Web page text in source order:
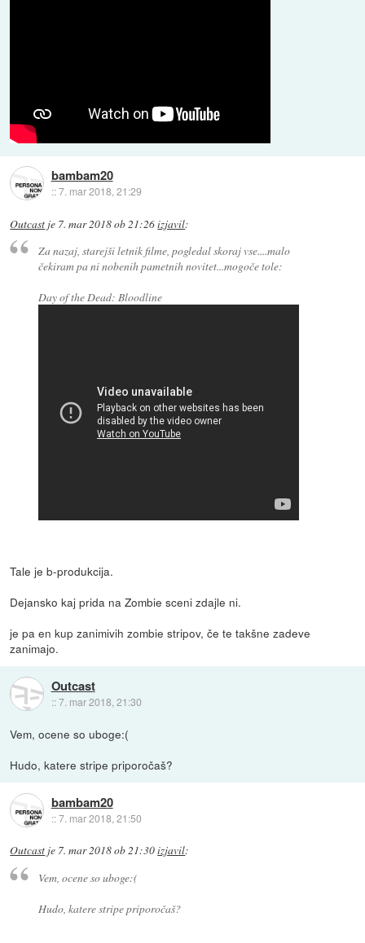
bambam20
::7. mar 2018, 21:29
Outcast je 7. mar 2018 ob 21:26izjavil:
Za nazaj, starejši letnik filme, pogledal skoraj vse....malo
čekiram pa ni nobenih pametnih novitet...mogoče tole:
Day of the Dead: Bloodline
Tale je b-produkcija.
Dejansko kaj prida na Zombie sceni zdajle ni.
je pa en kup zanimivih zombie stripov, če te takšne zadeve
zanimajo.
Outcast
::7. mar 2018, 21:30
Vem, ocene so uboge:(
Hudo, katere stripe priporočaš?
bambam20
::7. mar 2018, 21:50
Outcast je 7. mar 2018 ob 21:30izjavil:
Vem, ocene so uboge:(
Hudo, katere stripe priporočaš?